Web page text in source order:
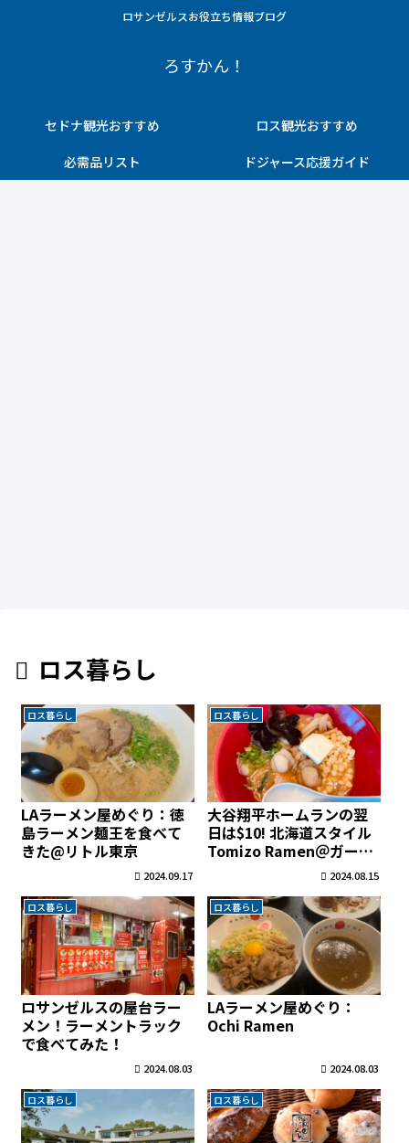
ロサンゼルスお役立ち情報ブログ
ろすかん！
セドナ観光おすすめ
ロス観光おすすめ
必需品リスト
ドジャース応援ガイド
ロス暮らし
ロス暮らし
LAラーメン屋めぐり：徳
島ラーメン麺王を食べて
きた@リトル東京
2024.09.17
ロス暮らし
大谷翔平ホームランの翌
日は$10! 北海道スタイル
Tomizo Ramen＠ガーデ
2024.08.15
ロス暮らし
ロサンゼルスの屋台ラー
メン！ラーメントラック
で食べてみた！
2024.08.03
ロス暮らし
LAラーメン屋めぐり：
Ochi Ramen
2024.08.03
ロス暮らし ロス暮らし